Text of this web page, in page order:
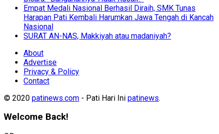
Empat Medali Nasional Berhasil Diraih, SMK Tunas
Harapan Pati Kembali Harumkan Jawa Tengah di Kancah
Nasional
SURAT AN-NAS, Makkiyah atau madaniyah?
About
Advertise
Privacy & Policy
Contact
© 2020 patinews.com - Pati Hari Ini patinews.
Welcome Back!